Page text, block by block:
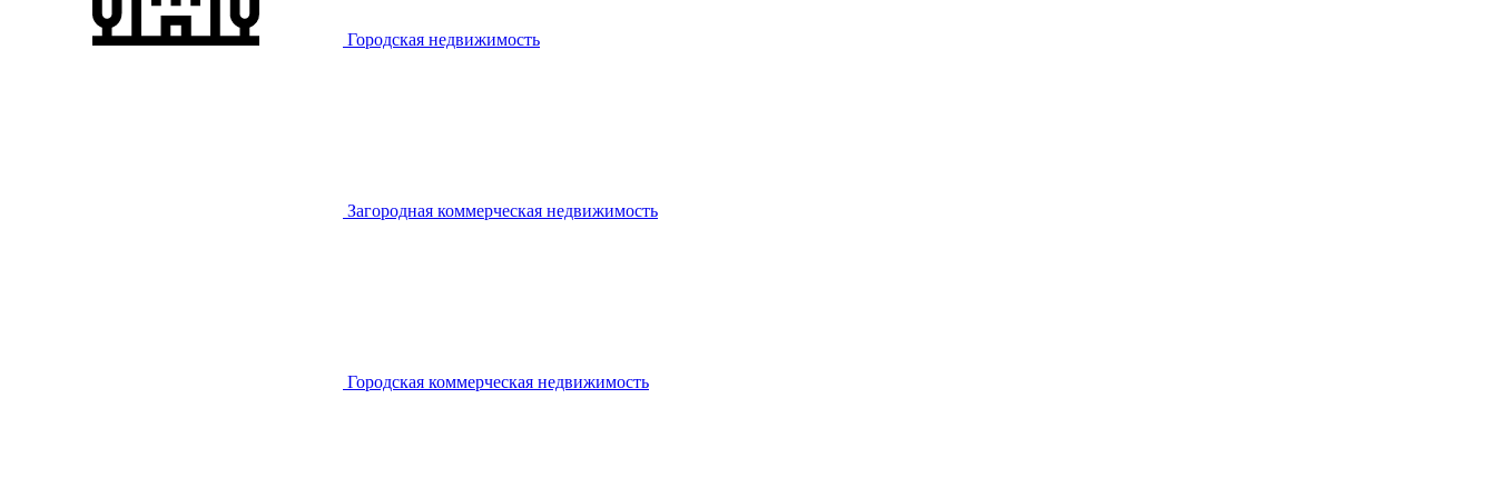
Городская недвижимость
Загородная коммерческая недвижимость
Городская коммерческая недвижимость